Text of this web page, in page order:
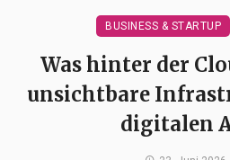
BUSINESS & STARTUP
Was hinter der
unsichtbare
digitalen